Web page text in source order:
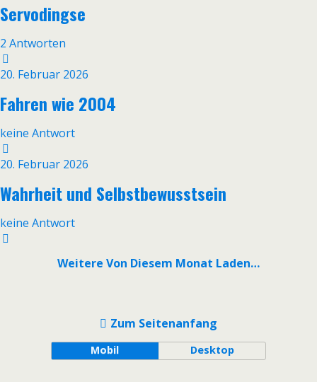
Servodingse
2 Antworten
20. Februar 2026
Fahren wie 2004
keine Antwort
20. Februar 2026
Wahrheit und Selbstbewusstsein
keine Antwort
Weitere Von Diesem Monat Laden…
Zum Seitenanfang
Mobil Desktop